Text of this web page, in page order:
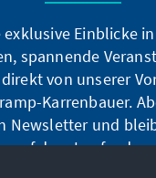
exklusive Einblicke
spannende
von unserer
Karrenbauer.
Newsletter und
auf dem Laufenden.